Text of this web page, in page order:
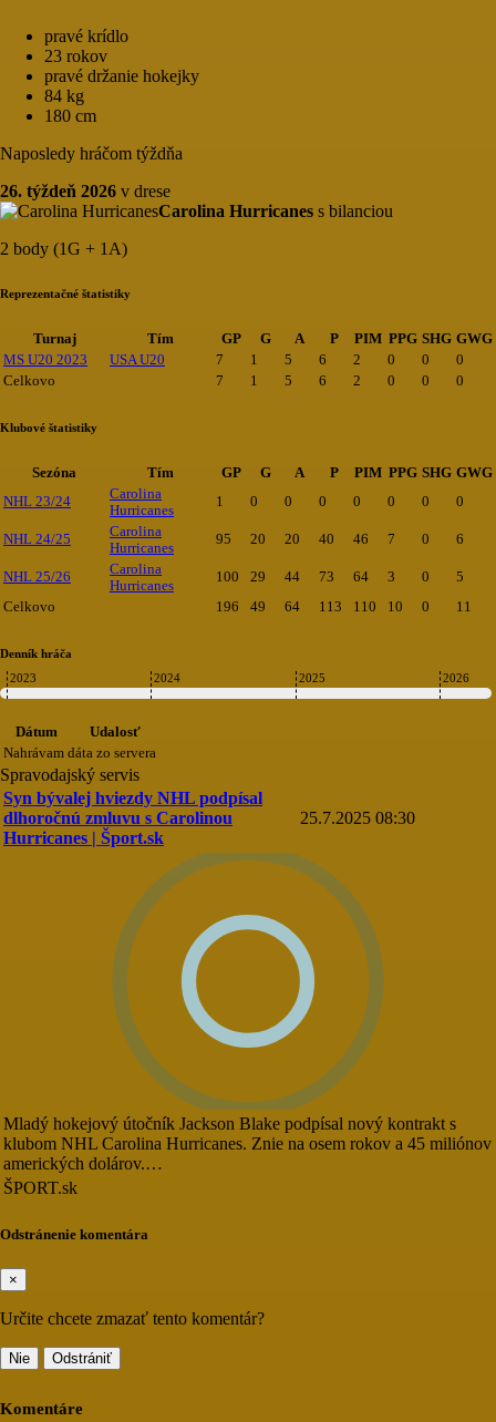
pravé krídlo
23 rokov
pravé držanie hokejky
84 kg
180 cm
Naposledy hráčom týždňa
26. týždeň 2026 v drese
Carolina Hurricanes s bilanciou
2 body (1G + 1A)
Reprezentačné štatistiky
Turnaj Tím GP G A P PIM PPG SHG GWG
MS U20 2023
USA U20 7 1 5 6 2 0 0
0
Celkovo
7 1 5 6 2 0 0 0
Klubové štatistiky
Sezóna Tím GP G A P PIM PPG SHG GWG
NHL 23/24
Carolina
Hurricanes
1 0 0 0 0 0 0 0
NHL 24/25
Carolina
Hurricanes
95 20 20 40 46 7 0 6
NHL 25/26
Carolina
Hurricanes
100 29 44 73 64 3 0
5
Celkovo
196 49 64 113 110 10 0 11
Denník hráča
2023
2024 2025 2026
Dátum
Udalosť
Nahrávam dáta zo servera
Spravodajský servis
Syn bývalej hviezdy NHL podpísal
dlhoročnú zmluvu s Carolinou
Hurricanes | Šport.sk
25.7.2025 08:30
Mladý hokejový útočník Jackson Blake podpísal nový kontrakt s
klubom NHL Carolina Hurricanes. Znie na osem rokov a 45 miliónov
amerických dolárov.…
ŠPORT.sk
Odstránenie komentára
×
Určite chcete zmazať tento komentár?
Nie Odstrániť
Komentáre